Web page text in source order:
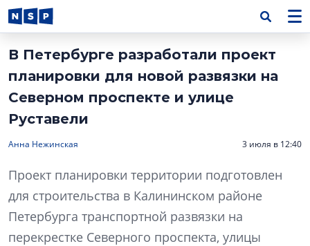
В Петербурге разработали проект
планировки для новой развязки на
Северном проспекте и улице
Руставели
Анна Нежинская 3 июля в 12:40
Проект планировки территории подготовлен
для строительства в Калининском районе
Петербурга транспортной развязки на
перекрестке Северного проспекта, улицы